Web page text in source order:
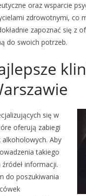
oraz wsparcie
zdrowotnymi, co
zapoznać się z
do swoich potrzeb.
się w
oferują zabiegi
Aby
takiego
informacji.
do poszukiwania